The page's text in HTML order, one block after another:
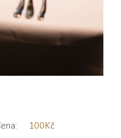
100Kč